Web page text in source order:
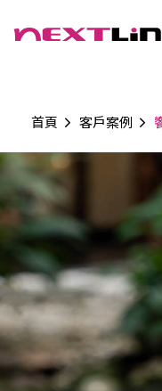
Cloud Solutions
雲解決方
博弘雲端提供包含
等一站式雲端服務，
服務內容，或是根據您
Products & Services
產品與服
博弘雲端發展自有產
思維，結合主流科技
雲端與服務生態系，致
代發展，專注提供無
運行的產品與解決方案
比的驅動力。
Digital Integration
數位整合
博弘雲端提供建立於
合加值服務，提升雲
業綜效。
Customer Success
客戶案例
服務全球超過2000家
業的雲端解決方案，
供完整的技術諮詢。我
服務上取得成功，用
優勢。
News
最新資訊
Investors
投資人關
博弘雲端作為雲端與
技術賦能未來，奠定
企業社會
About Us
關於我們
首頁 客戶案例